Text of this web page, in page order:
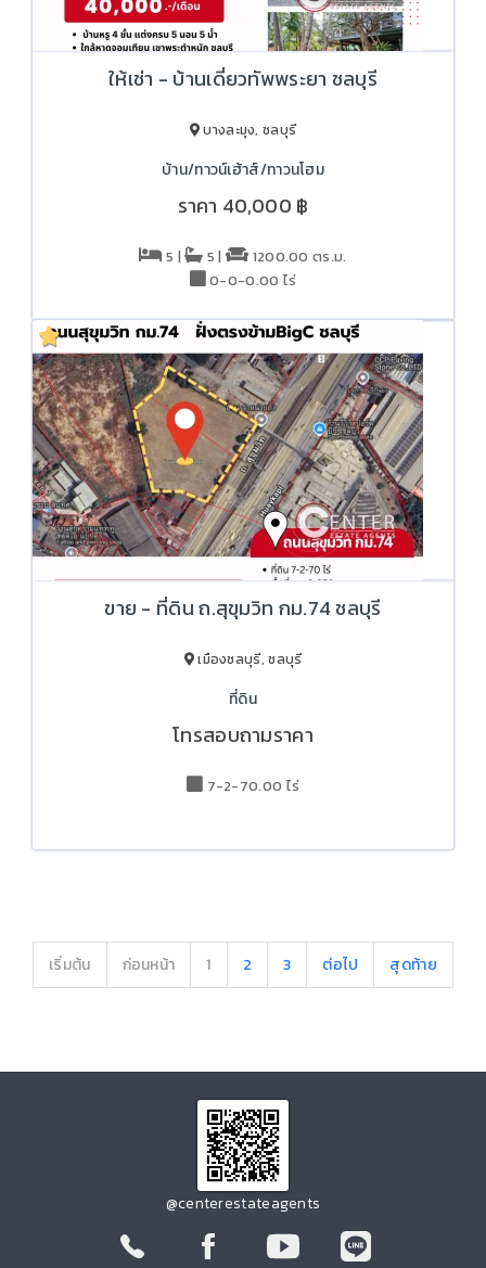
ให้เช่า - บ้านเดี่ยวทัพพระยา ชลบุรี
บางละมุง, ชลบุรี
บ้าน/ทาวน์เฮ้าส์/ทาวนโฮม
ราคา 40,000 ฿
5 | 5 |
1200.00 ตร.ม.
0-0-0.00 ไร่
ขาย - ที่ดิน ถ.สุขุมวิท กม.74 ชลบุรี
เมืองชลบุรี, ชลบุรี
ที่ดิน
โทรสอบถามราคา
7-2-70.00 ไร่
เริ่มต้น ก่อนหน้า 1 2 3 ต่อไป สุดท้าย
@centerestateagents